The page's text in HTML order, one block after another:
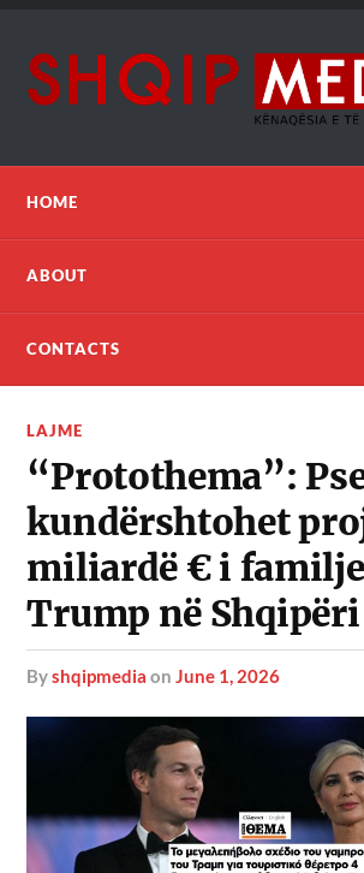
HOME
ABOUT
CONTACTS
LAJME
“Protothema”:
kundërshtohet
miliardë € i
Trump në Shqipëri
byshqipmedia onJune 1, 2026